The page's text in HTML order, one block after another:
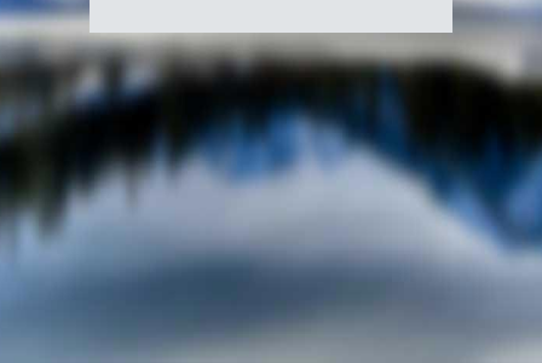
du
Canada